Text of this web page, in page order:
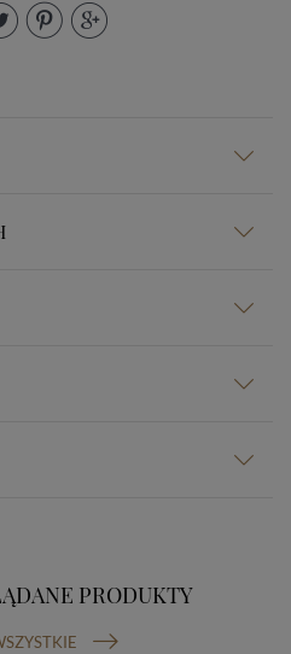
PRODUKTY